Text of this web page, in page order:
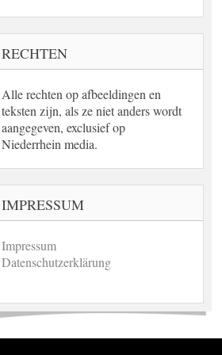
RECHTEN
Alle rechten op afbeeldingen en
teksten zijn, als ze niet anders wordt
aangegeven, exclusief op
Niederrhein media.
IMPRESSUM
Impressum
Datenschutzerklärung